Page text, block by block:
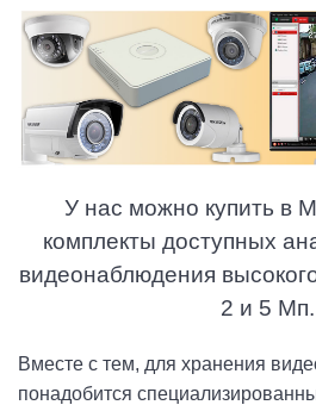
У нас можно купить в
комплекты доступных
видеонаблюдения
2 и 5 Мп.
Вместе с тем, для хранения
понадобится